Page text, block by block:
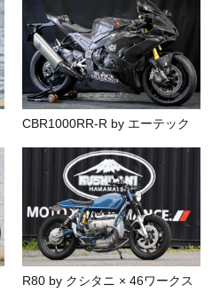
CBR1000RR-R by エーテック
R80 by クシタニ × 46ワークス